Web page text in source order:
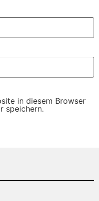
in diesem Browser
speichern.